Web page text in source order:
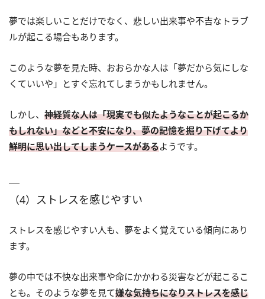
夢では楽しいことだけでなく、悲しい出来事や不吉なトラブ
ルが起こる場合もあります。
このような夢を見た時、おおらかな人は「夢だから気にしな
くていいや」とすぐ忘れてしまうかもしれません。
しかし、 神経質な人は「現実でも似たようなことが起こるか
もしれない」などと不安になり、夢の記憶を掘り下げてより
鮮明に思い出してしまうケースがあるようです。
（4）ストレスを感じやすい
ストレスを感じやすい人も、夢をよく覚えている傾向にあり
ます。
夢の中では不快な出来事や命にかかわる災害などが起こるこ
とも。そのような夢を見て嫌な気持ちになりストレスを感じ